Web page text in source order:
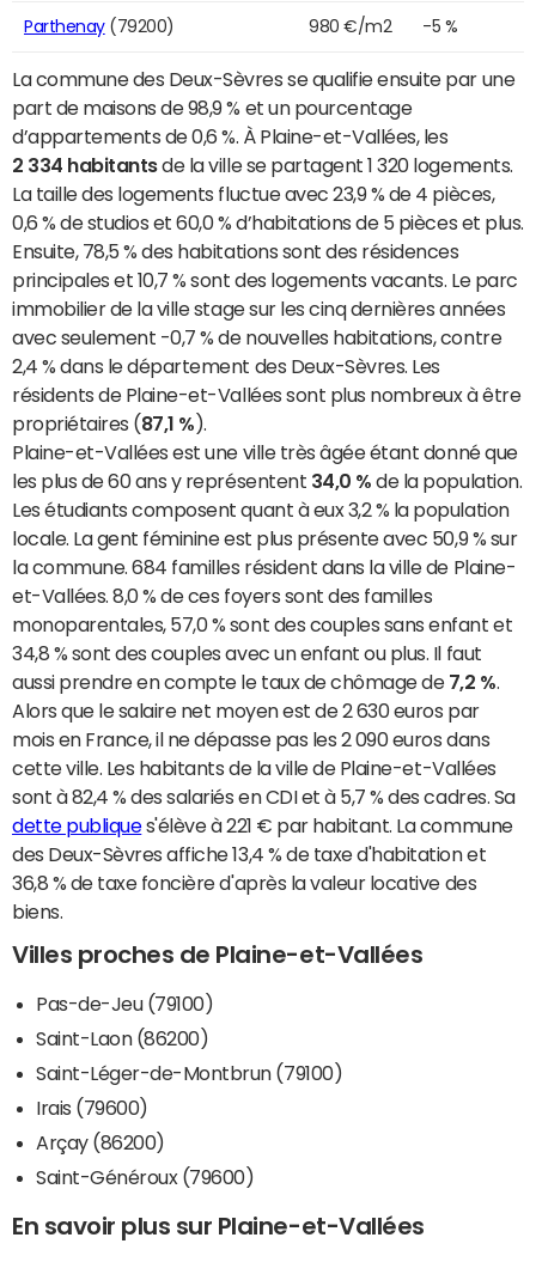
Parthenay(79200) 980 €/m2 -5 %
La commune des Deux-Sèvres se qualifie ensuite par une
part de maisons de 98,9 % et un pourcentage
d’appartements de 0,6 %. À Plaine-et-Vallées, les
2 334 habitantsde la ville se partagent 1 320 logements.
La taille des logements fluctue avec 23,9 % de 4 pièces,
0,6 % de studios et 60,0 % d’habitations de 5 pièces et plus.
Ensuite, 78,5 % des habitations sont des résidences
principales et 10,7 % sont des logements vacants. Le parc
immobilier de la ville stage sur les cinq dernières années
avec seulement -0,7 % de nouvelles habitations, contre
2,4 % dans le département des Deux-Sèvres. Les
résidents de Plaine-et-Vallées sont plus nombreux à être
propriétaires (87,1 % ).
Plaine-et-Vallées est une ville très âgée étant donné que
les plus de 60 ans y représentent 34,0 % de la population.
Les étudiants composent quant à eux 3,2 % la population
locale. La gent féminine est plus présente avec 50,9 % sur
la commune. 684 familles résident dans la ville de Plaine-
et-Vallées. 8,0 % de ces foyers sont des familles
monoparentales, 57,0 % sont des couples sans enfant et
34,8 % sont des couples avec un enfant ou plus. Il faut
aussi prendre en compte le taux de chômage de 7,2 %
Alors que le salaire net moyen est de 2 630 euros par
mois en France, il ne dépasse pas les 2 090 euros dans
cette ville. Les habitants de la ville de Plaine-et-Vallées
sont à 82,4 % des salariés en CDI et à 5,7 % des cadres. Sa
dette publiques'élève à 221 € par habitant. La commune
des Deux-Sèvres affiche 13,4 % de taxe d'habitation et
36,8 % de taxe foncière d'après la valeur locative des
biens.
Villes proches de Plaine-et-Vallées
Pas-de-Jeu (79100)
Saint-Laon (86200)
Saint-Léger-de-Montbrun (79100)
Irais (79600)
Arçay (86200)
Saint-Généroux (79600)
En savoir plus sur Plaine-et-Vallées